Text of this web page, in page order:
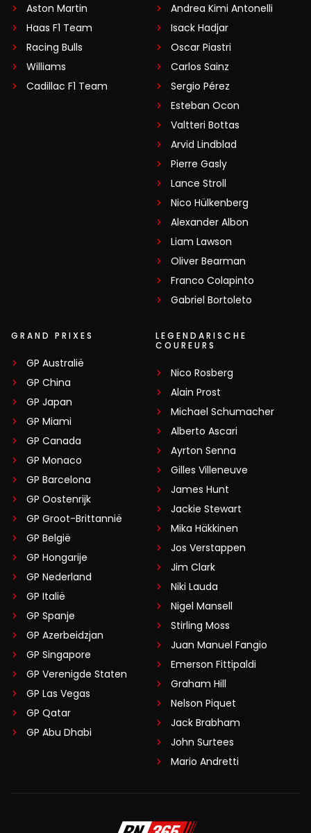
Aston Martin
Haas F1 Team
Racing Bulls
Williams
Cadillac F1 Team
Andrea Kimi Antonelli
Isack Hadjar
Oscar Piastri
Carlos Sainz
Sergio Pérez
Esteban Ocon
Valtteri Bottas
Arvid Lindblad
Pierre Gasly
Lance Stroll
Nico Hülkenberg
Alexander Albon
Liam Lawson
Oliver Bearman
Franco Colapinto
Gabriel Bortoleto
GRAND PRIXES
GP Australië
GP China
GP Japan
GP Miami
GP Canada
GP Monaco
GP Barcelona
GP Oostenrijk
GP Groot-Brittannië
GP België
GP Hongarije
GP Nederland
GP Italië
GP Spanje
GP Azerbeidzjan
GP Singapore
GP Verenigde Staten
GP Las Vegas
GP Qatar
GP Abu Dhabi
LEGENDARISCHE
COUREURS
Nico Rosberg
Alain Prost
Michael Schumacher
Alberto Ascari
Ayrton Senna
Gilles Villeneuve
James Hunt
Jackie Stewart
Mika Häkkinen
Jos Verstappen
Jim Clark
Niki Lauda
Nigel Mansell
Stirling Moss
Juan Manuel Fangio
Emerson Fittipaldi
Graham Hill
Nelson Piquet
Jack Brabham
John Surtees
Mario Andretti